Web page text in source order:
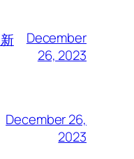
December
26, 2023
December 26,
2023